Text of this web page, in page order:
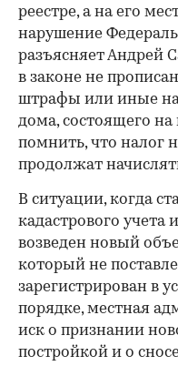
реестре, а на его
нарушение
разъясняет Андрей
в законе не
штрафы или иные
дома, состоящего
помнить, что налог
продолжат
В ситуации, когда
кадастрового учета
возведен новый
который не
зарегистрирован в
порядке, местная
иск о признании
постройкой и о